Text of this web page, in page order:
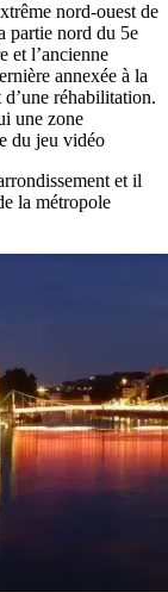
nord-ouest de
partie nord du 5e
et l’ancienne
annexée à la
réhabilitation.
une zone
du jeu vidéo
et il
la métropole